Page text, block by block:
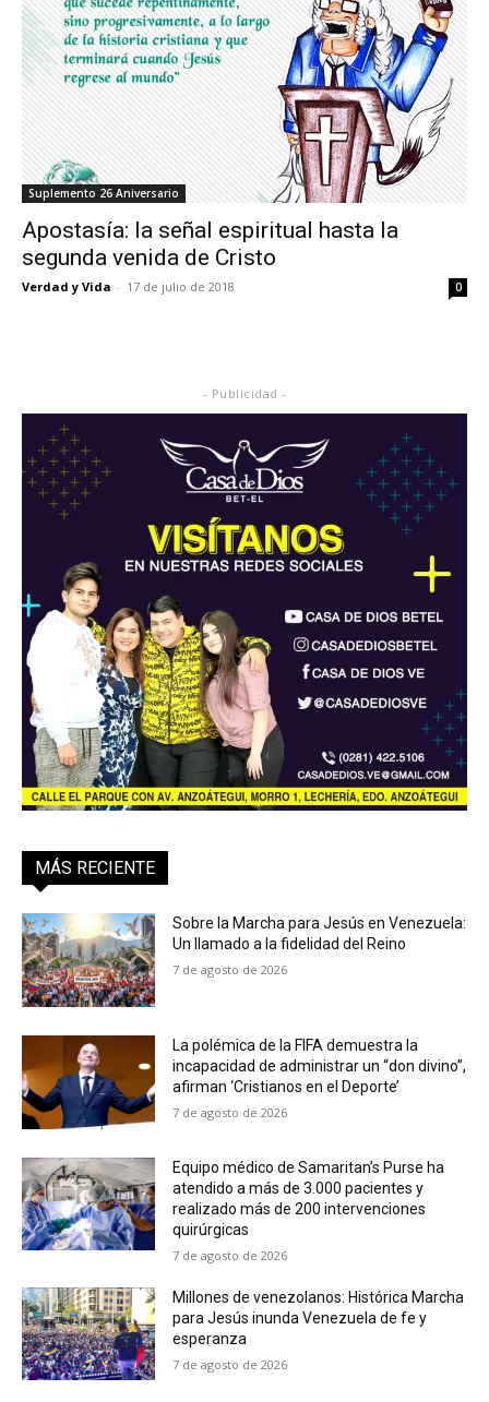
Suplemento 26 Aniversario
Apostasía: la señal espiritual hasta la
segunda venida de Cristo
Verdad y Vida - 17 de julio de 2018 0
- Publicidad -
MÁS RECIENTE
Sobre la Marcha para Jesús en Venezuela:
Un llamado a la fidelidad del Reino
7 de agosto de 2026
La polémica de la FIFA demuestra la
incapacidad de administrar un “don divino”,
afirman ‘Cristianos en el Deporte’
7 de agosto de 2026
Equipo médico de Samaritan’s Purse ha
atendido a más de 3.000 pacientes y
realizado más de 200 intervenciones
quirúrgicas
7 de agosto de 2026
Millones de venezolanos: Histórica Marcha
para Jesús inunda Venezuela de fe y
esperanza
7 de agosto de 2026